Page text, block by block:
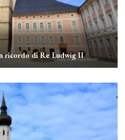
ricordo di Re Ludwig II